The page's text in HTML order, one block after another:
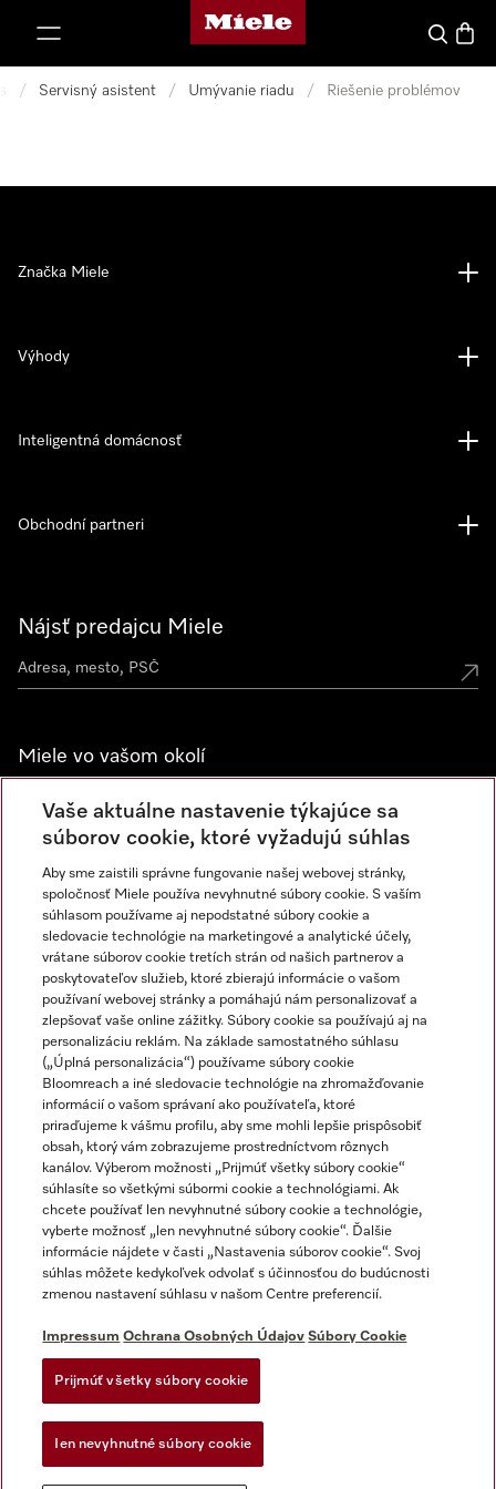
Domovská stránka spoločnosti Miele
Hľadať
/ Servisný asistent / Umývanie riadu / Riešenie problémov
Nájsť predajcu Miele
Miele vo vašom okolí
Spoznajte predajne Miele
Newsletter
Značka Miele
Výhody
Inteligentná domácnosť
Obchodní partneri
Impressum
Obchodné podmienky
Ochrana osobných údajov
Dodacie podmienky
Akt o digitalnych sluzbach
Miele na Instagrame
Miele na YouTube
Vaše aktuálne nastavenie týkajúce sa
súborov cookie, ktoré vyžadujú súhlas
Aby sme zaistili správne fungovanie našej webovej stránky,
spoločnosť Miele používa nevyhnutné súbory cookie. S vaším
súhlasom používame aj nepodstatné súbory cookie a
sledovacie technológie na marketingové a analytické účely,
vrátane súborov cookie tretích strán od našich partnerov a
poskytovateľov služieb, ktoré zbierajú informácie o vašom
používaní webovej stránky a pomáhajú nám personalizovať a
zlepšovať vaše online zážitky. Súbory cookie sa používajú aj na
personalizáciu reklám. Na základe samostatného súhlasu
(„Úplná personalizácia“) používame súbory cookie
Bloomreach a iné sledovacie technológie na zhromažďovanie
informácií o vašom správaní ako používateľa, ktoré
priraďujeme k vášmu profilu, aby sme mohli lepšie prispôsobiť
obsah, ktorý vám zobrazujeme prostredníctvom rôznych
kanálov. Výberom možnosti „Prijmúť všetky súbory cookie“
súhlasíte so všetkými súbormi cookie a technológiami. Ak
chcete používať len nevyhnutné súbory cookie a technológie,
vyberte možnosť „len nevyhnutné súbory cookie“. Ďalšie
informácie nájdete v časti „Nastavenia súborov cookie“. Svoj
súhlas môžete kedykoľvek odvolať s účinnosťou do budúcnosti
zmenou nastavení súhlasu v našom Centre preferencií.
Impressum Ochrana Osobných Údajov Súbory Cookie
Prijmúť všetky súbory cookie
Ien nevyhnutné súbory cookie